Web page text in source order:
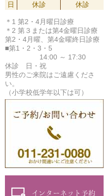
日
休診 休診
＊1 第2・4月曜日診療
＊2 第３または第4金曜日診療
第2・4月曜、第4金曜終日診療
■第1・2・3・5
14:00 ～ 17:30
休診 日・祝
男性のご来院はご遠慮くださ
い。
（小学校低学年以下は可）